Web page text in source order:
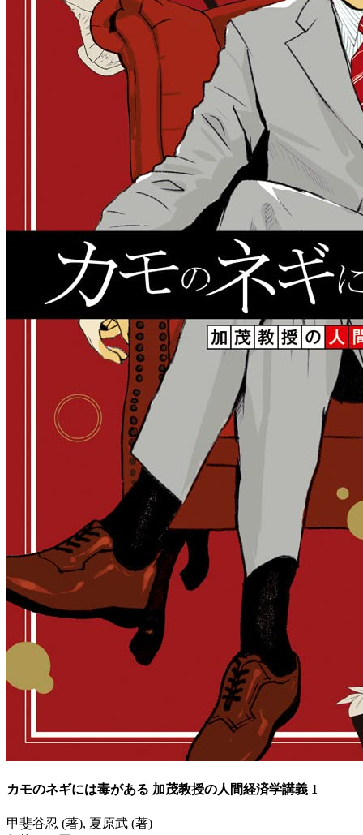
カモのネギには毒がある 加茂教授の人間経済学講義 1
甲斐谷忍 (著), 夏原武 (著)